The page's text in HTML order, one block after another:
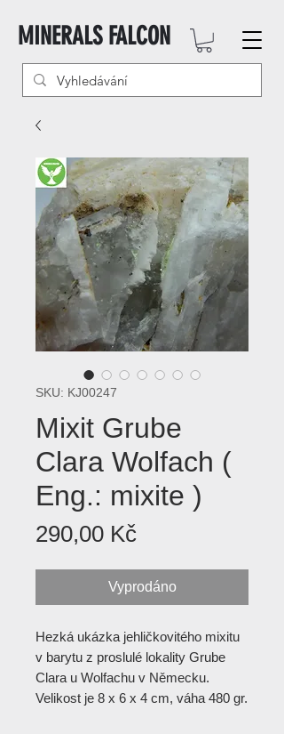
MINERALS FALCON
SKU: KJ00247
Mixit Grube
Clara Wolfach (
Eng.: mixite )
290,00 KčCena
Vyprodáno
Hezká ukázka jehličkovitého mixitu
v barytu z proslulé lokality Grube
Clara u Wolfachu v Německu.
Velikost je 8 x 6 x 4 cm, váha 480 gr.